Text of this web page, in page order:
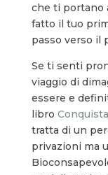
che ti portano
fatto il tuo
passo verso il
Se ti senti
viaggio di
essere e
libro
tratta di un
privazioni ma